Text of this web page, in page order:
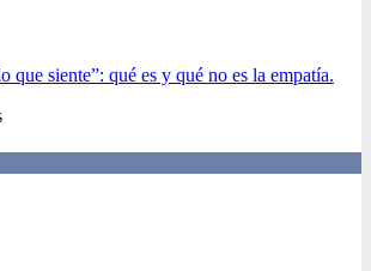
que siente”: qué es y qué no es la empatía.